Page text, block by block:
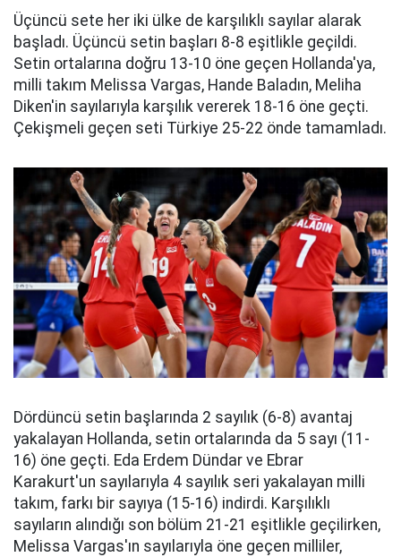
Üçüncü sete her iki ülke de karşılıklı sayılar alarak
başladı. Üçüncü setin başları 8-8 eşitlikle geçildi.
Setin ortalarına doğru 13-10 öne geçen Hollanda'ya,
milli takım Melissa Vargas, Hande Baladın, Meliha
Diken'in sayılarıyla karşılık vererek 18-16 öne geçti.
Çekişmeli geçen seti Türkiye 25-22 önde tamamladı.
Dördüncü setin başlarında 2 sayılık (6-8) avantaj
yakalayan Hollanda, setin ortalarında da 5 sayı (11-
16) öne geçti. Eda Erdem Dündar ve Ebrar
Karakurt'un sayılarıyla 4 sayılık seri yakalayan milli
takım, farkı bir sayıya (15-16) indirdi. Karşılıklı
sayıların alındığı son bölüm 21-21 eşitlikle geçilirken,
Melissa Vargas'ın sayılarıyla öne geçen milliler,